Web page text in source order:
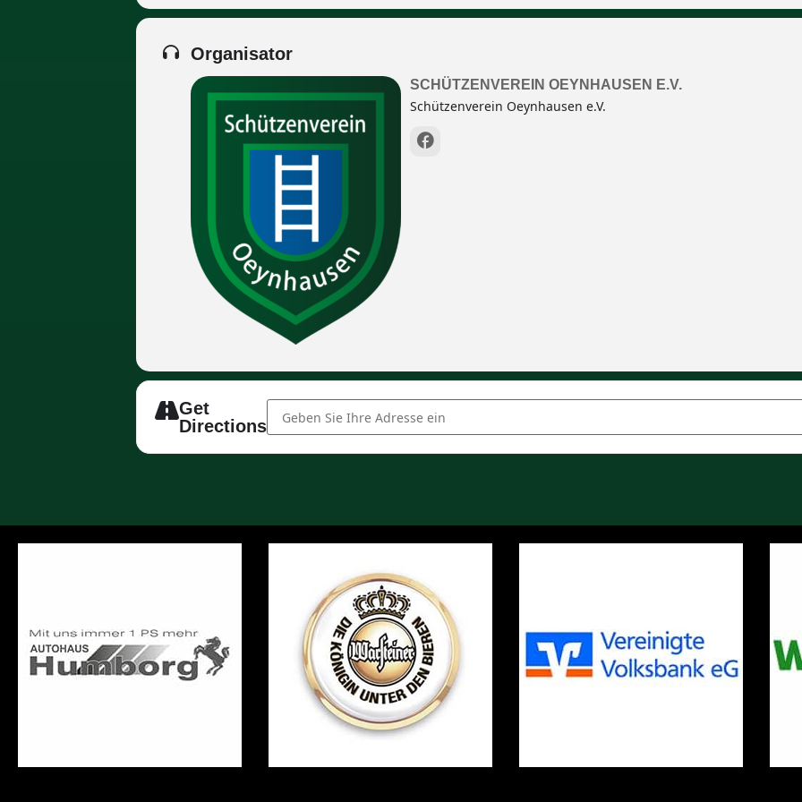
Nach der Versammlung wird ein kleiner Imbiss gereicht!
Anträge, auch auf Änderung oder Erweiterung der Tagesordnung, müssen bis spätestens 7 Tage
zur Niederschrift an den Vorstand des Schützenvereins Oeynhausen e.V. gerichtet werden.
Wir würden uns freuen, möglichst viele Vereinsmitglieder zu unserer diesjährigen
Organisator
SCHÜTZENVEREIN OEYNHAUSEN E.V.
Schüt­zen­ver­ein Oeyn­hau­sen e.V.
Get
Directions
Address - Jahreshauptversammlung Schützenverein 2024 []